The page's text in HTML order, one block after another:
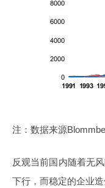
注：数据来源
反观当前国内随着无
下行，而稳定的企业